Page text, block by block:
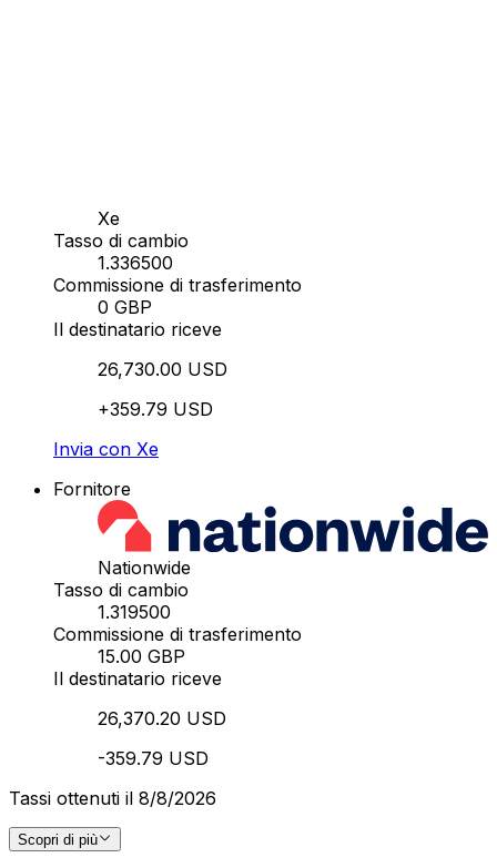
Xe
Tasso di cambio
1.336500
Commissione di trasferimento
0 GBP
Il destinatario riceve
26,730.00 USD
+359.79 USD
Invia con Xe
Fornitore
Nationwide
Tasso di cambio
1.319500
Commissione di trasferimento
15.00 GBP
Il destinatario riceve
26,370.20 USD
-359.79 USD
Tassi ottenuti il 8/8/2026
Scopri di più